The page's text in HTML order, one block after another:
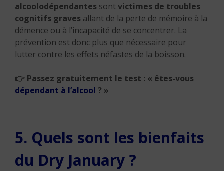
alcoolodépendantes sontvictimes de troubles
cognitifs graves allant de la perte de mémoire à la
démence ou à l’incapacité de se concentrer. La
prévention est donc plus que nécessaire pour
lutter contre les effets néfastes de la boisson.
👉 Passez gratuitement le test : « êtes-vous
dépendant à l’alcool ? »
5. Quels sont les bienfaits
du Dry January ?